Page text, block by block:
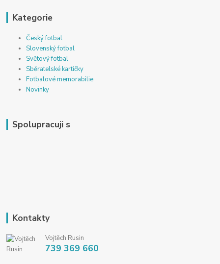
Kategorie
Český fotbal
Slovenský fotbal
Světový fotbal
Sběratelské kartičky
Fotbalové memorabilie
Novinky
Spolupracuji s
Kontakty
Vojtěch Rusin
739 369 660